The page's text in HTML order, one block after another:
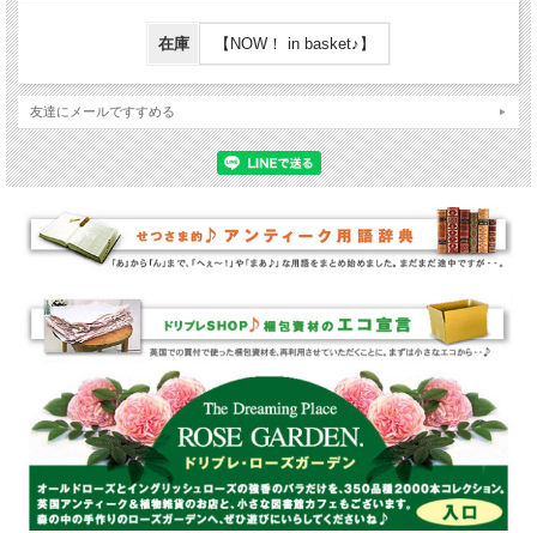
在庫 【NOW！ in basket♪】
友達にメールですすめる